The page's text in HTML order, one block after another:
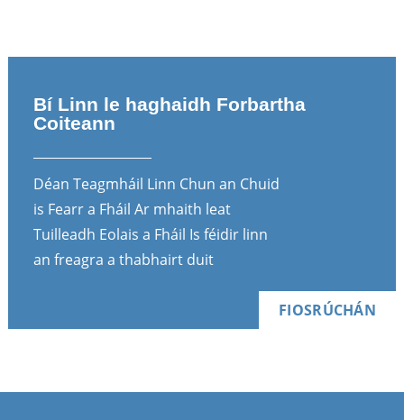
Bí Linn le haghaidh Forbartha
Coiteann
Déan Teagmháil Linn Chun an Chuid
is Fearr a Fháil Ar mhaith leat
Tuilleadh Eolais a Fháil Is féidir linn
an freagra a thabhairt duit
FIOSRÚCHÁN